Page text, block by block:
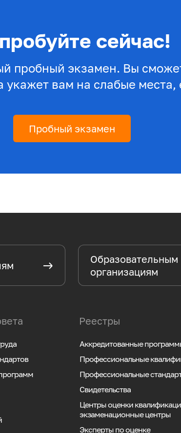
сейчас!
пробный экзамен. Вы
укажет вам на слабые места,
Пробный экзамен
Образовательным
организациям
Реестры
Аккредитованные
Профессиональные
Профессиональные
Свидетельства
Центры оценки
экзаменационные центры
Эксперты по оценке